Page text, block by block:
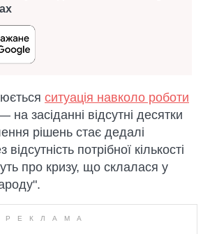
ситуація навколо роботи
на засіданні відсутні десятки
рішень стає дедалі
потрібної кількості
про кризу, що склалася у